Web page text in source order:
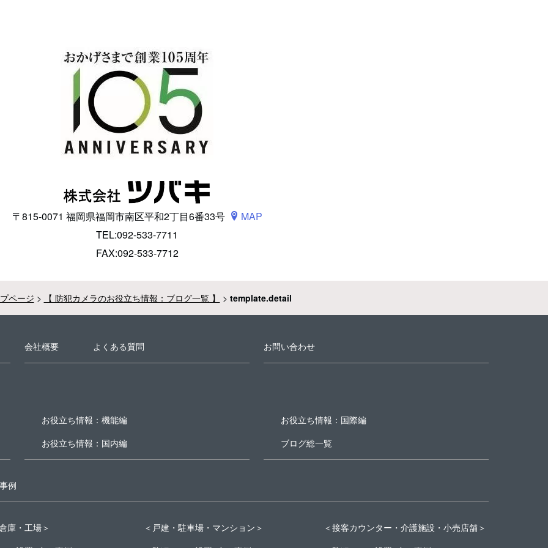
〒815-0071 福岡県福岡市南区平和2丁目6番33号
MAP
TEL:092-533-7711
FAX:092-533-7712
ページ > 【 防犯カメラのお役立ち情報：ブログ一覧 】 > template.detail
会社概要 よくある質問 お問い合わせ
お役立ち情報：機能編
お役立ち情報：国内編
お役立ち情報：国際編
ブログ総一覧
例
庫・工場＞
＜戸建・駐車場・マンション＞
＜接客カウンター・介護施設・小売店舗＞